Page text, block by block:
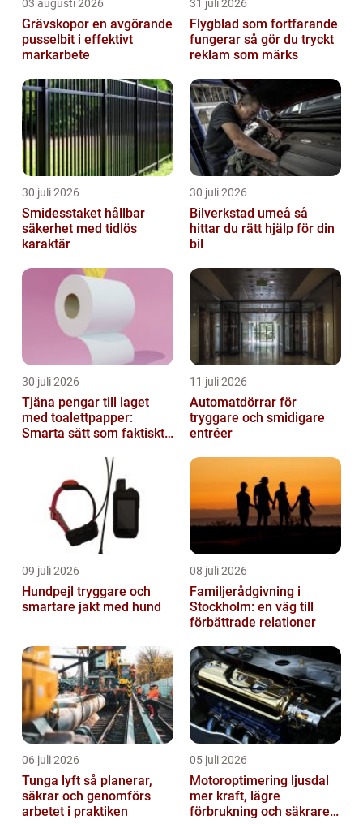
03 augusti 2026
Grävskopor en avgörande
pusselbit i effektivt
markarbete
31 juli 2026
Flygblad som fortfarande
fungerar så gör du tryckt
reklam som märks
30 juli 2026
Smidesstaket hållbar
säkerhet med tidlös
karaktär
30 juli 2026
Bilverkstad umeå så
hittar du rätt hjälp för din
bil
30 juli 2026
Tjäna pengar till laget
med toalettpapper:
Smarta sätt som faktiskt
11 juli 2026
Automatdörrar för
tryggare och smidigare
entréer
09 juli 2026
Hundpejl tryggare och
smartare jakt med hund
08 juli 2026
Familjerådgivning i
Stockholm: en väg till
förbättrade relationer
06 juli 2026
Tunga lyft så planerar,
säkrar och genomförs
arbetet i praktiken
05 juli 2026
Motoroptimering ljusdal
mer kraft, lägre
förbrukning och säkrare